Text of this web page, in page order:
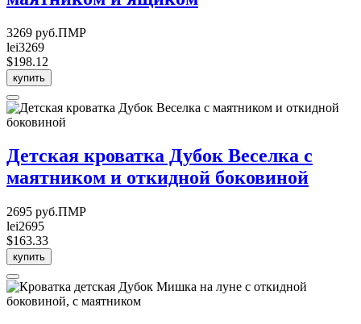
3269 руб.ПМР
lei3269
$198.12
купить
Детская кроватка Дубок Веселка с
маятником и откидной боковиной
2695 руб.ПМР
lei2695
$163.33
купить